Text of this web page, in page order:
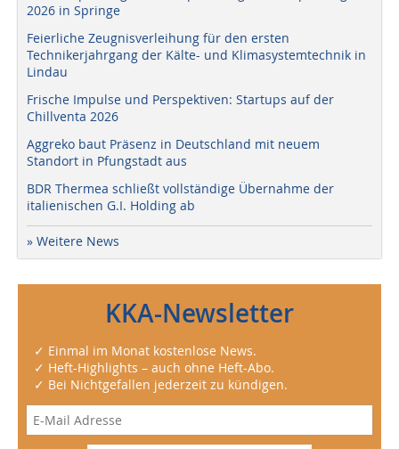
2026 in Springe
Feierliche Zeugnisverleihung für den ersten
Technikerjahrgang der Kälte- und Klimasystemtechnik in
Lindau
Frische Impulse und Perspektiven: Startups auf der
Chillventa 2026
Aggreko baut Präsenz in Deutschland mit neuem
Standort in Pfungstadt aus
BDR Thermea schließt vollständige Übernahme der
italienischen G.I. Holding ab
» Weitere News
KKA-Newsletter
✓ Einmal im Monat kostenlose News.
✓ Heft-Highlights – auch ohne Heft-Abo.
✓ Bei Nichtgefallen jederzeit zu kündigen.